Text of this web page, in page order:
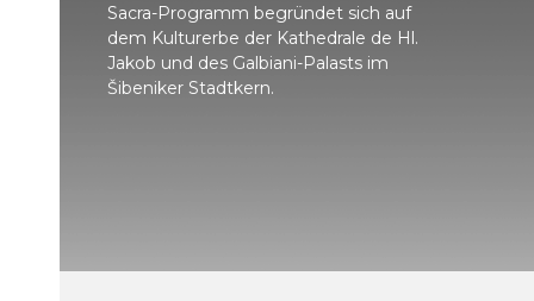
Sacra-Programm begründet sich auf
dem Kulturerbe der Kathedrale de Hl.
Jakob und des Galbiani-Palasts im
Šibeniker Stadtkern.